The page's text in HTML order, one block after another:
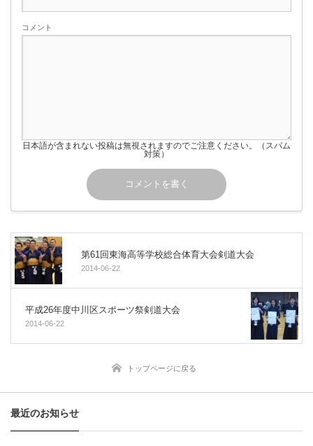
コメント
日本語が含まれない投稿は無視されますのでご注意ください。（スパム
対策）
第61回東海高等学校総合体育大会剣道大会
2014-06-22
平成26年度中川区スポーツ祭剣道大会
2014-06-22
トップページに戻る
最近のお知らせ